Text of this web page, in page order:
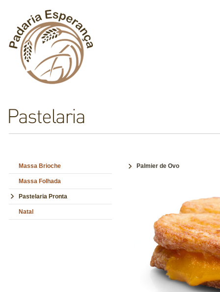
Massa Brioche
Massa Folhada
Pastelaria Pronta
Natal
Palmier de Ovo